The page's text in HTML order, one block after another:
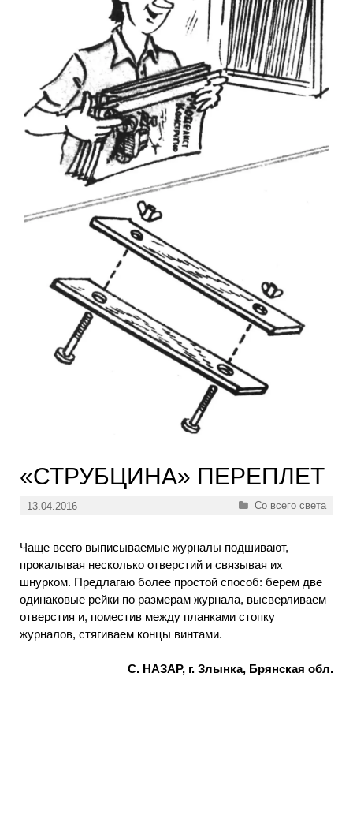
«СТРУБЦИНА» ПЕРЕПЛЕТ
13.04.2016 Рубрики
Со всего света
Чаще всего выписываемые журналы подшивают,
прокалывая несколько отверстий и связывая их
шнурком. Предлагаю более простой способ: берем две
одинаковые рейки по размерам журнала, высверливаем
отверстия и, поместив между планками стопку
журналов, стягиваем концы винтами.
С. НАЗАР, г. Злынка, Брянская обл.